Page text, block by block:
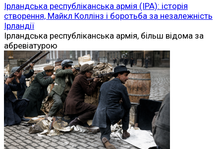
Ірландська республіканська армія (ІРА): історія
створення, Майкл Коллінз і боротьба за незалежність
Ірландії
Ірландська республіканська армія, більш відома за
абревіатурою